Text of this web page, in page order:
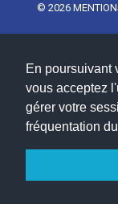
En poursuivant
vous acceptez
gérer votre
fréquentation
© 2026